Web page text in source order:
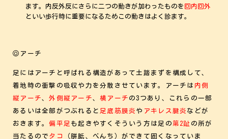
ます。内反外反にさらに二つの動きが加わったものを 回内回外
といい歩行時に重要になるためこの動きはよく診ます。
◎アーチ
足にはアーチと呼ばれる構造があって土踏まずを構成して、
着地時の衝撃の吸収や力を分散させています。アーチは 内側
縦アーチ、外側縦アーチ、横アーチ の3つあり、これらの一部
あるいは全部がつぶれると 足底筋膜炎 や アキレス腱炎 などが
おきます。偏平足 も起きやすくそういう方は足の 第2趾 の所が
当たるので タコ
（胼胝、べんち）ができて固くなっていま